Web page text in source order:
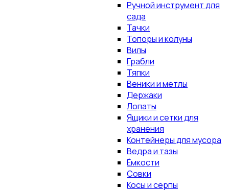
Ручной инструмент для
сада
Тачки
Топоры и колуны
Вилы
Грабли
Тяпки
Веники и метлы
Держаки
Лопаты
Ящики и сетки для
хранения
Контейнеры для мусора
Ведра и тазы
Ёмкости
Совки
Косы и серпы